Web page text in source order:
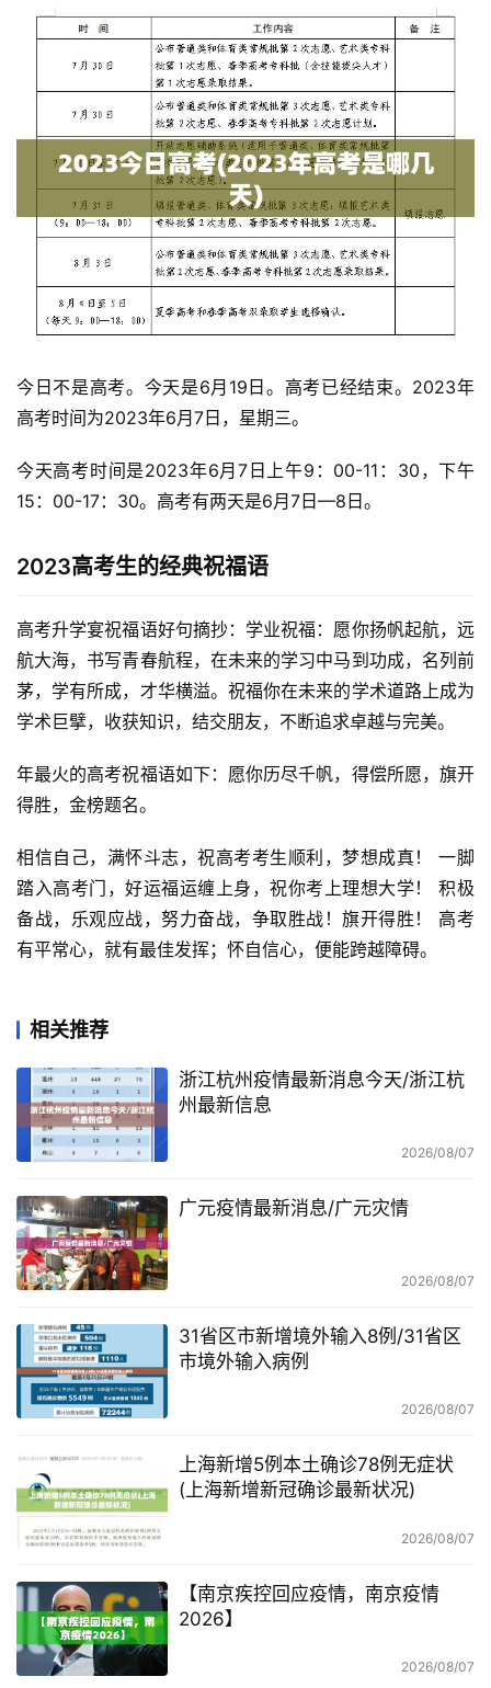
今日不是高考。今天是6月19日。高考已经结束。2023年
高考时间为2023年6月7日，星期三。
今天高考时间是2023年6月7日上午9：00-11：30，下午
15：00-17：30。高考有两天是6月7日—8日。
2023高考生的经典祝福语
高考升学宴祝福语好句摘抄：学业祝福：愿你扬帆起航，远
航大海，书写青春航程，在未来的学习中马到功成，名列前
茅，学有所成，才华横溢。祝福你在未来的学术道路上成为
学术巨擘，收获知识，结交朋友，不断追求卓越与完美。
年最火的高考祝福语如下：愿你历尽千帆，得偿所愿，旗开
得胜，金榜题名。
相信自己，满怀斗志，祝高考考生顺利，梦想成真！ 一脚
踏入高考门，好运福运缠上身，祝你考上理想大学！ 积极
备战，乐观应战，努力奋战，争取胜战！旗开得胜！ 高考
有平常心，就有最佳发挥；怀自信心，便能跨越障碍。
相关推荐
浙江杭州疫情最新消息今天/浙江杭
州最新信息
2026/08/07
广元疫情最新消息/广元灾情
2026/08/07
31省区市新增境外输入8例/31省区
市境外输入病例
2026/08/07
上海新增5例本土确诊78例无症状
(上海新增新冠确诊最新状况)
2026/08/07
【南京疾控回应疫情，南京疫情
2026】
2026/08/07